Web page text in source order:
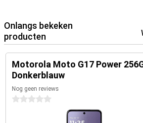
Onlangs bekeken
producten
Motorola Moto G17 Power
Donkerblauw
Nog geen reviews
0 sterren